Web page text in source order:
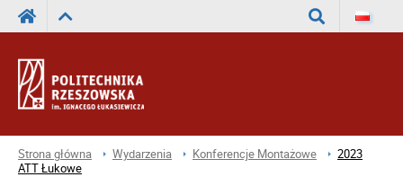
Strona główna Wydarzenia Konferencje Montażowe
2023
ATT Łukowe